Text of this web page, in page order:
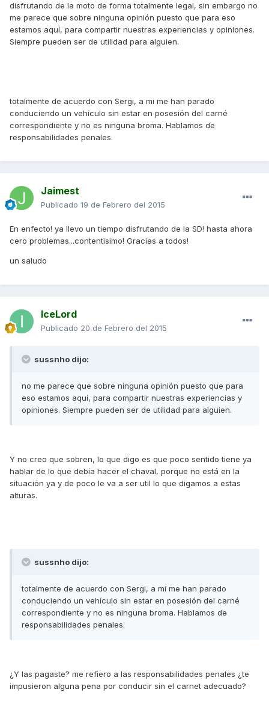
disfrutando de la moto de forma totalmente legal, sin embargo no
me parece que sobre ninguna opinión puesto que para eso
estamos aquí, para compartir nuestras experiencias y opiniones.
Siempre pueden ser de utilidad para alguien.
totalmente de acuerdo con Sergi, a mi me han parado
conduciendo un vehículo sin estar en posesión del carné
correspondiente y no es ninguna broma. Hablamos de
responsabilidades penales.
Jaimest
Publicado 19 de Febrero del 2015
En enfecto! ya llevo un tiempo disfrutando de la SD! hasta ahora
cero problemas...contentisimo! Gracias a todos!
un saludo
IceLord
Publicado 20 de Febrero del 2015
sussnho dijo:
no me parece que sobre ninguna opinión puesto que para
eso estamos aquí, para compartir nuestras experiencias y
opiniones. Siempre pueden ser de utilidad para alguien.
Y no creo que sobren, lo que digo es que poco sentido tiene ya
hablar de lo que debía hacer el chaval, porque no está en la
situación ya y de poco le va a ser util lo que digamos a estas
alturas.
sussnho dijo:
totalmente de acuerdo con Sergi, a mi me han parado
conduciendo un vehículo sin estar en posesión del carné
correspondiente y no es ninguna broma. Hablamos de
responsabilidades penales.
¿Y las pagaste? me refiero a las responsabilidades penales ¿te
impusieron alguna pena por conducir sin el carnet adecuado?